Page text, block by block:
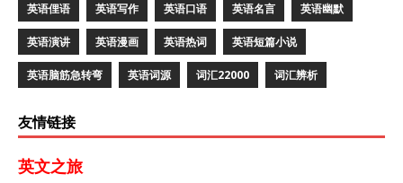
英语俚语 英语写作 英语口语 英语名言 英语幽默
英语演讲 英语漫画 英语热词 英语短篇小说
英语脑筋急转弯 英语词源 词汇22000 词汇辨析
友情链接
英文之旅